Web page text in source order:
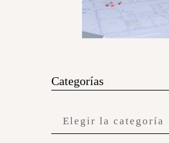
Categorías